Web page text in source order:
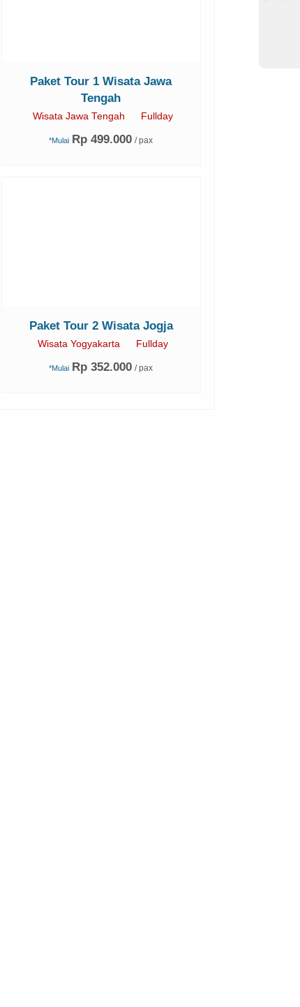
Paket Tour 1 Wisata Jawa
Tengah
Wisata Jawa Tengah Fullday
*Mulai Rp 499.000 / pax
Paket Tour 2 Wisata Jogja
Wisata Yogyakarta Fullday
*Mulai Rp 352.000 / pax